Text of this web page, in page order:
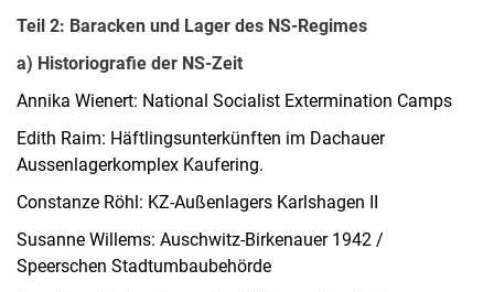
Teil 2: Baracken und Lager des NS-Regimes
a) Historiografie der NS-Zeit
Annika Wienert: National Socialist Extermination Camps
Edith Raim: Häftlingsunterkünften im Dachauer
Aussenlagerkomplex Kaufering.
Constanze Röhl: KZ-Außenlagers Karlshagen II
Susanne Willems: Auschwitz-Birkenauer 1942 /
Speerschen Stadtumbaubehörde